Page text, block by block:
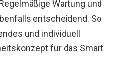
Wartung und
entscheidend. So
und individuell
für das Smart